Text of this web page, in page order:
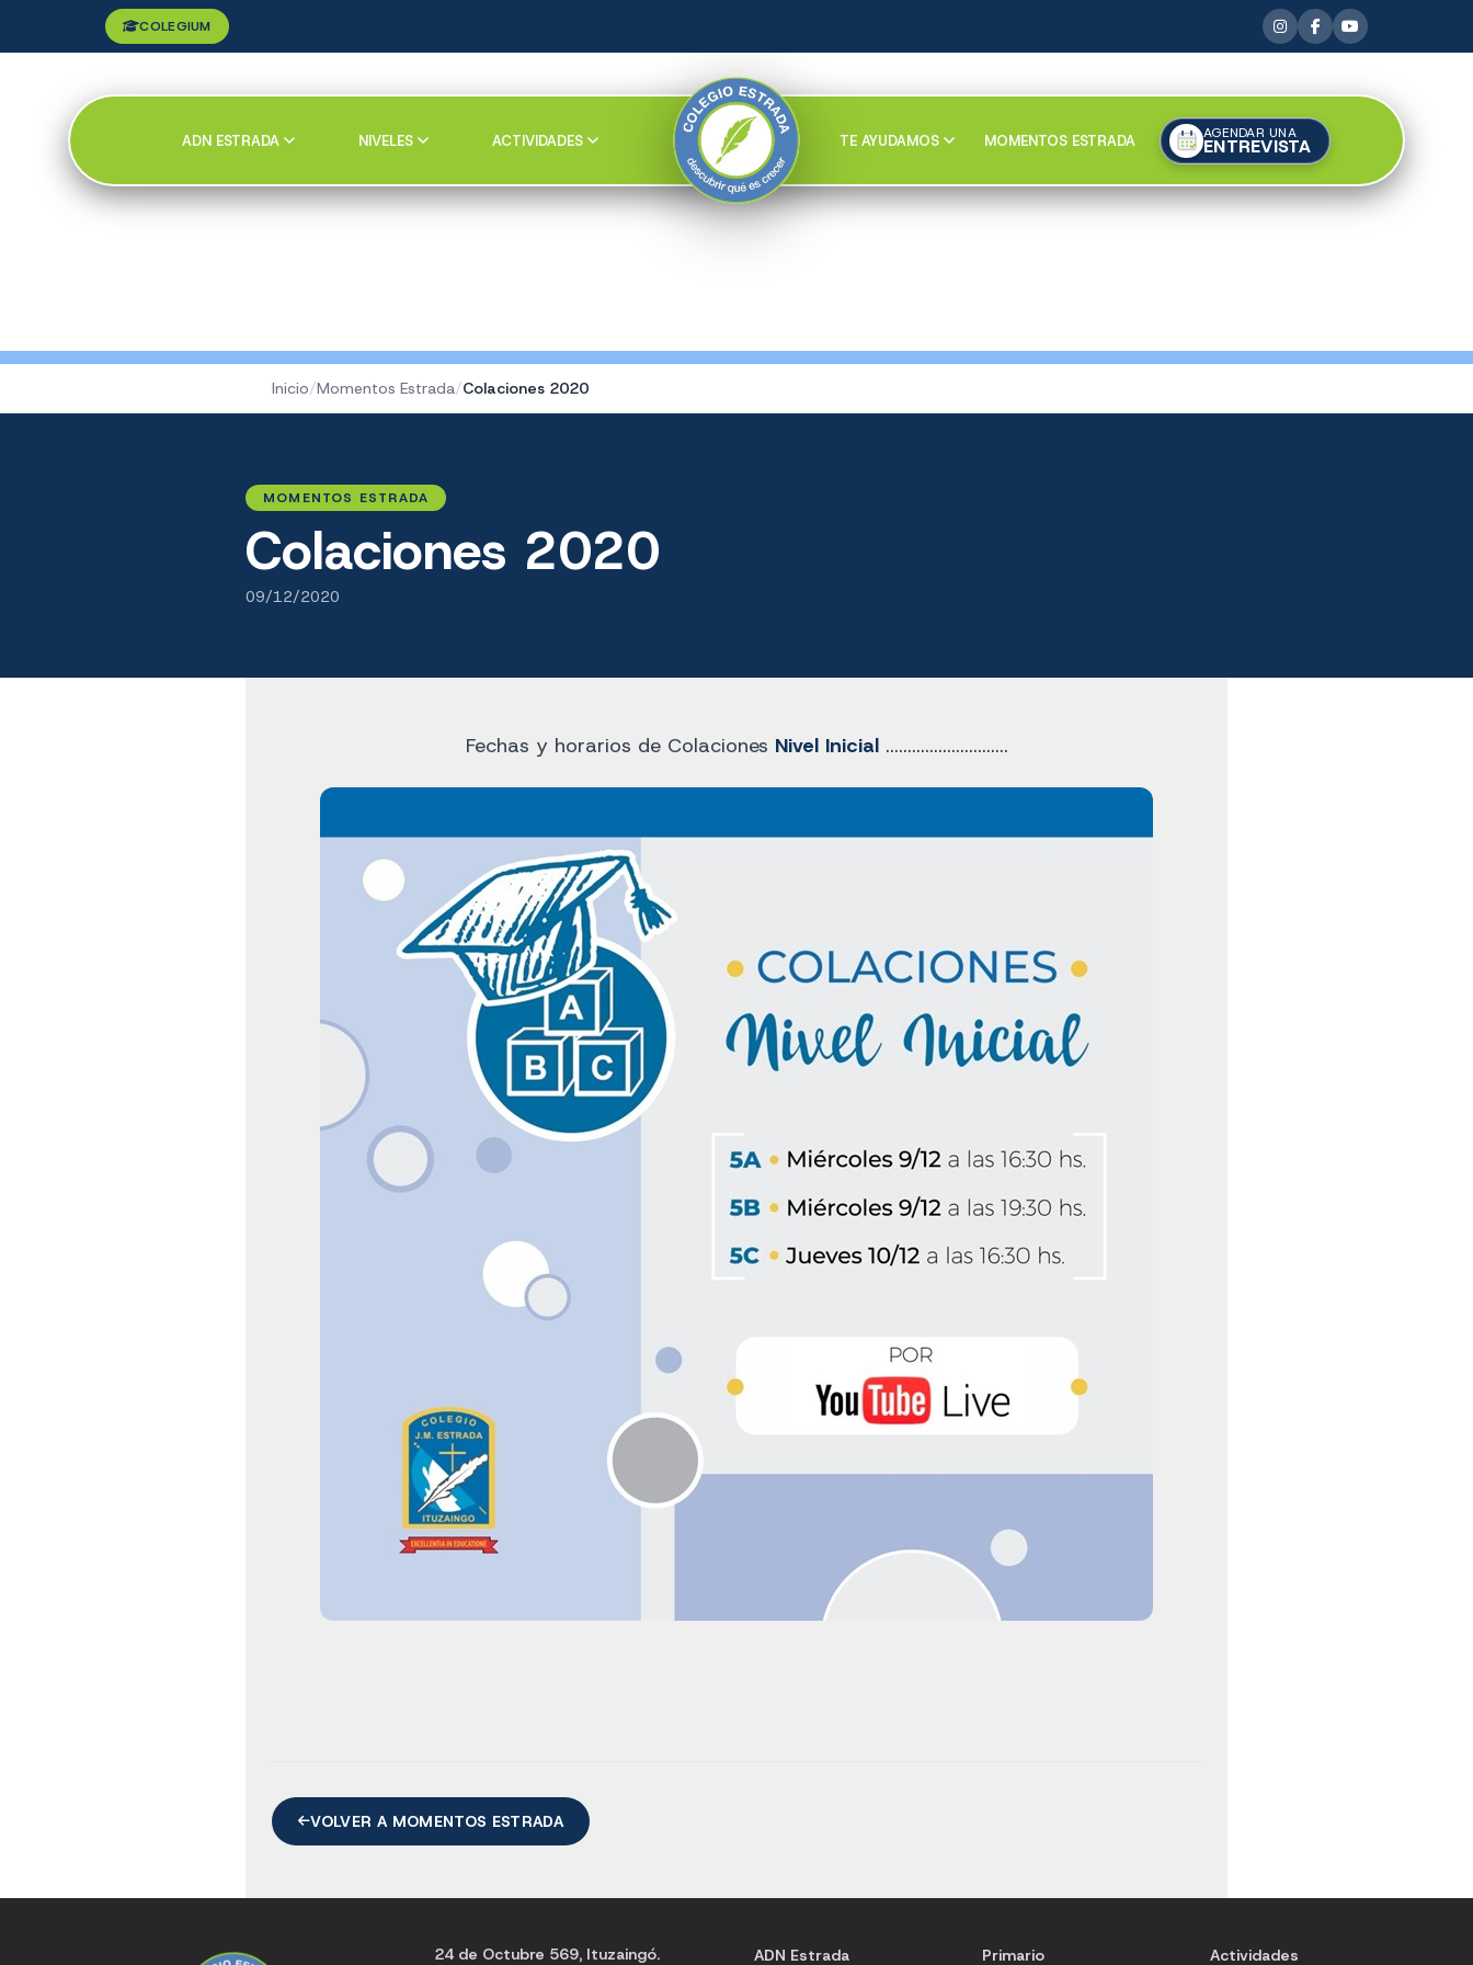
COLEGIUM
ADN ESTRADA NIVELES ACTIVIDADES TE AYUDAMOS MOMENTOS ESTRADA AGENDAR UNA
ENTREVISTA
Inicio/Momentos Estrada/Colaciones 2020
MOMENTOS ESTRADA
Colaciones 2020
09/12/2020
Fechas y horarios de Colaciones Nivel Inicial............................
VOLVER A MOMENTOS ESTRADA
24 de Octubre 569, Ituzaingó. ADN Estrada Primario Actividades